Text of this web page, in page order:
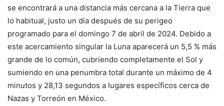
se encontrará a una distancia más cercana a la Tierra que
lo habitual, justo un día después de su perigeo
programado para el domingo 7 de abril de 2024. Debido a
este acercamiento singular la Luna aparecerá un 5,5 % más
grande de lo común, cubriendo completamente el Sol y
sumiendo en una penumbra total durante un máximo de 4
minutos y 28,13 segundos a lugares específicos cerca de
Nazas y Torreón en México.